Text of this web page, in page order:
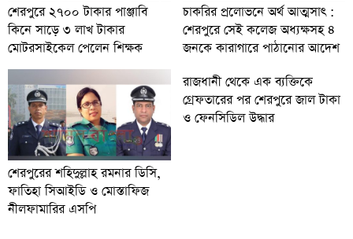
শেরপুরে ২৭০০ টাকার পাঞ্জাবি
কিনে সাড়ে ৩ লাখ টাকার
মোটরসাইকেল পেলেন শিক্ষক
চাকরির প্রলোভনে অর্থ আত্মসাৎ :
শেরপুরে সেই কলেজ অধ্যক্ষসহ ৪
জনকে কারাগারে পাঠানোর আদেশ
শেরপুরের শহিদুল্লাহ রমনার ডিসি,
ফাতিহা সিআইডি ও মোস্তাফিজ
নীলফামারির এসপি
রাজধানী থেকে এক ব্যক্তিকে
গ্রেফতারের পর শেরপুরে জাল টাকা
ও ফেনসিডিল উদ্ধার